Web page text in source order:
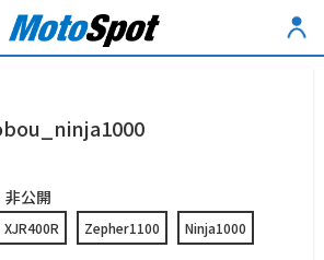
非公開
XJR400R Zepher1100 Ninja1000